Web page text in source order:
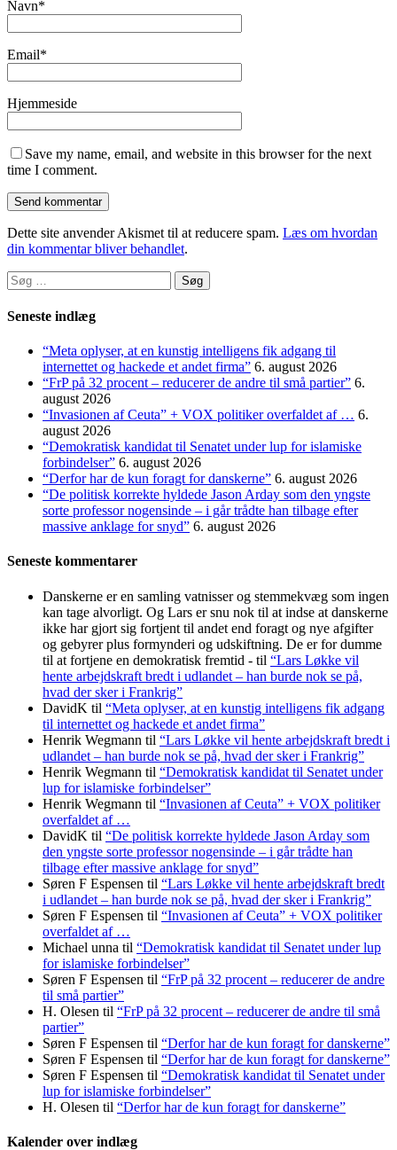
Navn*
Email*
Hjemmeside
Save my name, email, and website in this browser for the next
time I comment.
Dette site anvender Akismet til at reducere spam. Læs om hvordan
din kommentar bliver behandlet.
Søg
efter:
Seneste indlæg
“Meta oplyser, at en kunstig intelligens fik adgang til
internettet og hackede et andet firma” 6. august 2026
“FrP på 32 procent – reducerer de andre til små partier” 6.
august 2026
“Invasionen af Ceuta” + VOX politiker overfaldet af … 6.
august 2026
“Demokratisk kandidat til Senatet under lup for islamiske
forbindelser” 6. august 2026
“Derfor har de kun foragt for danskerne” 6. august 2026
“De politisk korrekte hyldede Jason Arday som den yngste
sorte professor nogensinde – i går trådte han tilbage efter
massive anklage for snyd” 6. august 2026
Seneste kommentarer
Danskerne er en samling vatnisser og stemmekvæg som ingen
kan tage alvorligt. Og Lars er snu nok til at indse at danskerne
ikke har gjort sig fortjent til andet end foragt og nye afgifter
og gebyrer plus formynderi og udskiftning. De er for dumme
til at fortjene en demokratisk fremtid - til “Lars Løkke vil
hente arbejdskraft bredt i udlandet – han burde nok se på,
hvad der sker i Frankrig”
DavidK til “Meta oplyser, at en kunstig intelligens fik adgang
til internettet og hackede et andet firma”
Henrik Wegmann til “Lars Løkke vil hente arbejdskraft bredt i
udlandet – han burde nok se på, hvad der sker i Frankrig”
Henrik Wegmann til “Demokratisk kandidat til Senatet under
lup for islamiske forbindelser”
Henrik Wegmann til “Invasionen af Ceuta” + VOX politiker
overfaldet af …
DavidK til “De politisk korrekte hyldede Jason Arday som
den yngste sorte professor nogensinde – i går trådte han
tilbage efter massive anklage for snyd”
Søren F Espensen til “Lars Løkke vil hente arbejdskraft bredt
i udlandet – han burde nok se på, hvad der sker i Frankrig”
Søren F Espensen til “Invasionen af Ceuta” + VOX politiker
overfaldet af …
Michael unna til “Demokratisk kandidat til Senatet under lup
for islamiske forbindelser”
Søren F Espensen til “FrP på 32 procent – reducerer de andre
til små partier”
H. Olesen til “FrP på 32 procent – reducerer de andre til små
partier”
Søren F Espensen til “Derfor har de kun foragt for danskerne”
Søren F Espensen til “Derfor har de kun foragt for danskerne”
Søren F Espensen til “Demokratisk kandidat til Senatet under
lup for islamiske forbindelser”
H. Olesen til “Derfor har de kun foragt for danskerne”
Kalender over indlæg